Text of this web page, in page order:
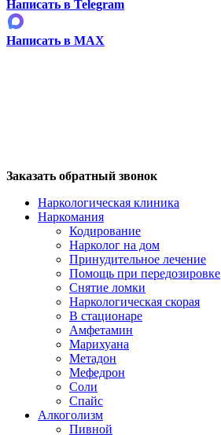
Написать в Telegram
Написать в MAX
Заказать обратный звонок
Наркологическая клиника
Наркомания
Кодирование
Нарколог на дом
Принудительное лечение
Помощь при передозировке
Снятие ломки
Наркологическая скорая
В стационаре
Амфетамин
Марихуана
Метадон
Мефедрон
Соли
Спайс
Алкоголизм
Пивной